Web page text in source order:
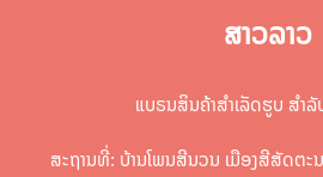
ສາວລາວ
ແບຣນສິນຄ້າສຳເລັດຮູບ ສຳ
ສະຖານທີ່: ບ້ານໂພນສີນວນ ເມືອງສີສັດຕະ